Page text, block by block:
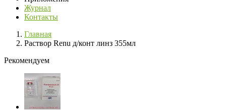
Журнал
Контакты
Главная
Раствор Renu д/конт линз 355мл
Рекомендуем